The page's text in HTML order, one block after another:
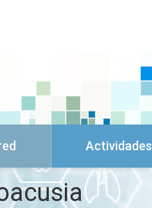
Actividades